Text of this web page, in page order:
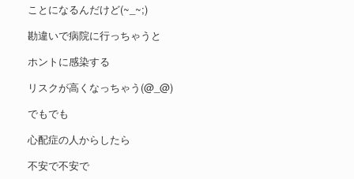
ことになるんだけど(~_~;)
勘違いで病院に行っちゃうと
ホントに感染する
リスクが高くなっちゃう(@_@)
でもでも
心配症の人からしたら
不安で不安で